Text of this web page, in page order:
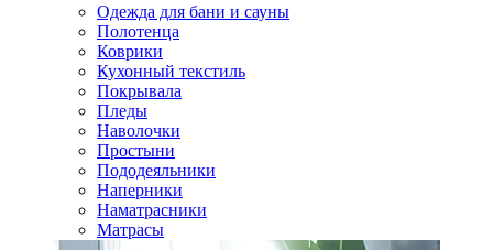
Одежда для бани и сауны
Полотенца
Коврики
Кухонный текстиль
Покрывала
Пледы
Наволочки
Простыни
Пододеяльники
Наперники
Наматрасники
Матрасы